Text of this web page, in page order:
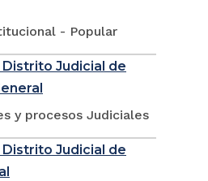
- Popular
Judicial de
y procesos Judiciales
Judicial de